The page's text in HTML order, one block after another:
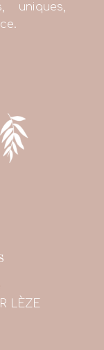
uniques,
LÈZE